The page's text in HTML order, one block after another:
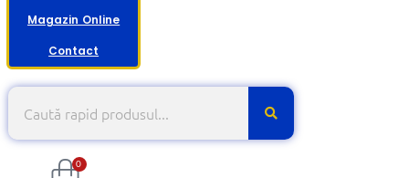
Magazin Online
Contact
0